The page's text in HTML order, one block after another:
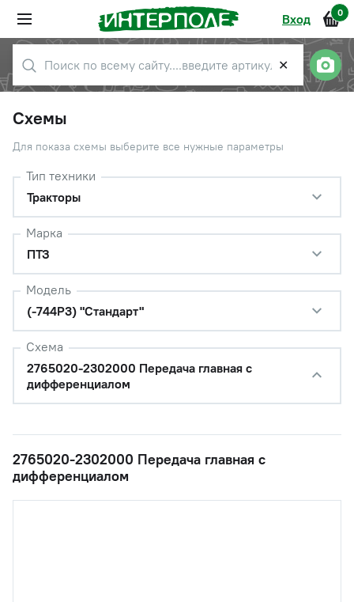
Вход 0
✕
Схемы
Для показа схемы выберите все нужные параметры
Тип техники
Тракторы
Марка
ПТЗ
Модель
(-744Р3) "Стандарт"
Схема
2765020-2302000 Передача главная с
дифференциалом
2765020-2302000 Передача главная с
дифференциалом